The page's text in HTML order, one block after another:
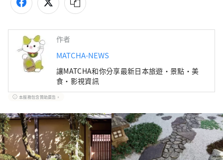
作者
MATCHA-NEWS
讓MATCHA和你分享最新日本旅遊・景點・美
食・影視資訊
本服務包含贊助廣告。